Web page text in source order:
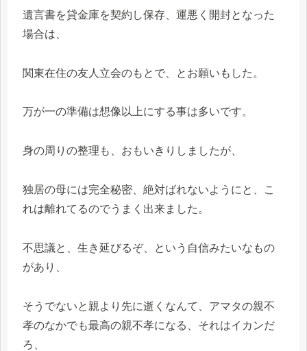
遺言書を貸金庫を契約し保存、運悪く開封となった
場合は、
関東在住の友人立会のもとで、とお願いもした。
万が一の準備は想像以上にする事は多いです。
身の周りの整理も、おもいきりしましたが、
独居の母には完全秘密、絶対ばれないようにと、こ
れは離れてるのでうまく出来ました。
不思議と、生き延びるぞ、という自信みたいなもの
があり、
そうでないと親より先に逝くなんて、アマタの親不
孝のなかでも最高の親不孝になる、それはイカンだ
ろ、